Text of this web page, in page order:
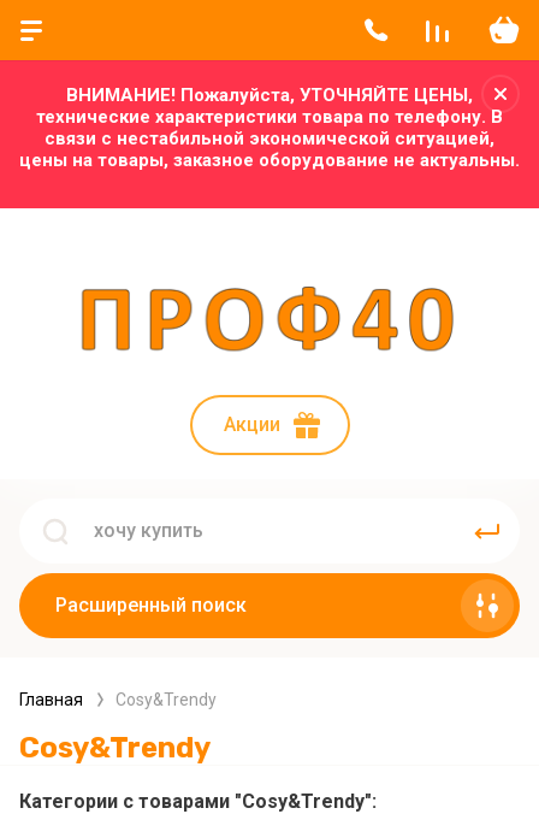
ВНИМАНИЕ! Пожалуйста, УТОЧНЯЙТЕ ЦЕНЫ,
технические характеристики товара по телефону. В
связи с нестабильной экономической ситуацией,
цены на товары, заказное оборудование не актуальны.
Акции
Расширенный поиск
Главная Cosy&Trendy
Cosy&Trendy
Категории с товарами "Cosy&Trendy":